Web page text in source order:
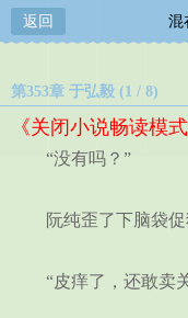
返回 混
第353章 于弘毅 (1 / 8)
《关闭小说畅读模
“没有吗？”
阮纯歪了下脑袋促
“皮痒了，还敢卖